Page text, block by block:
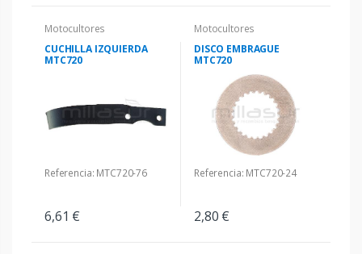
Motocultores
CUCHILLA IZQUIERDA
MTC720
Referencia: MTC720-76
6,61 €
Motocultores
DISCO EMBRAGUE
MTC720
Referencia: MTC720-24
2,80 €